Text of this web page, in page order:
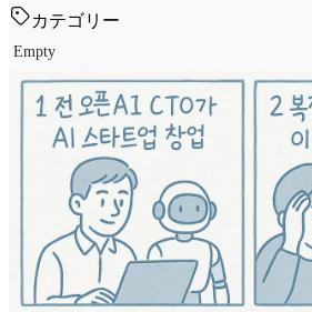
カテゴリー
Empty